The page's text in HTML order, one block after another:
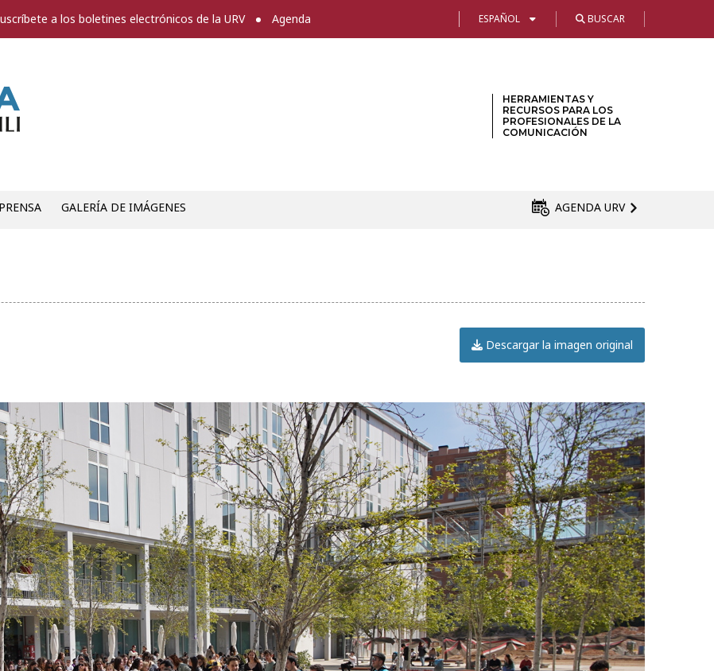
a los boletines electrónicos de la URV Agenda ESPAÑOL BUSCAR
HERRAMIENTAS Y
RECURSOS PARA LOS
PROFESIONALES DE LA
COMUNICACIÓN
GALERÍA DE IMÁGENES AGENDA URV
Descargar la imagen original